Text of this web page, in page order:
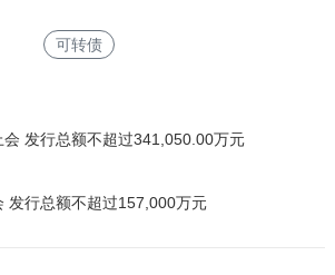
可转债
发行总额不超过341,050.00万元
发行总额不超过157,000万元